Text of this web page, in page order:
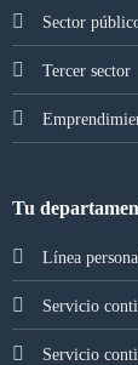
Sector
Tercer sector
Tu
Línea
Servicio
Servicio